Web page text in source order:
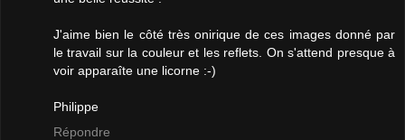
J'aime bien le côté très onirique de ces images donné par
le travail sur la couleur et les reflets. On s'attend presque à
voir apparaîte une licorne :-)
Philippe
Répondre